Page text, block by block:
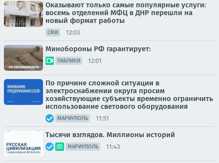
Оказывают только самые популярные услуги:
восемь отделений МФЦ в ДНР перешли на
новый формат работы
СМИ 12:03
Минобороны РФ гарантирует:
ПАБЛИКИ 12:01
По причине сложной ситуации в
электроснабжении округа просим
хозяйствующие субъекты временно ограничить
использование светового оборудования
МАРИУПОЛЬ 11:51
Тысячи взглядов. Миллионы историй
МАРИУПОЛЬ 11:43